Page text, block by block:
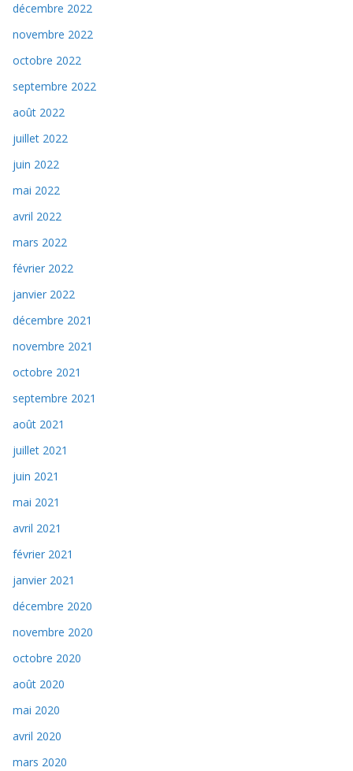
décembre 2022
novembre 2022
octobre 2022
septembre 2022
août 2022
juillet 2022
juin 2022
mai 2022
avril 2022
mars 2022
février 2022
janvier 2022
décembre 2021
novembre 2021
octobre 2021
septembre 2021
août 2021
juillet 2021
juin 2021
mai 2021
avril 2021
février 2021
janvier 2021
décembre 2020
novembre 2020
octobre 2020
août 2020
mai 2020
avril 2020
mars 2020